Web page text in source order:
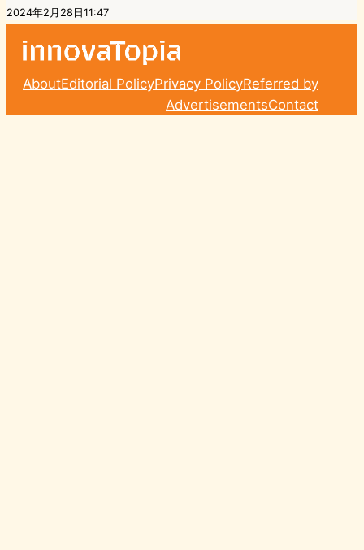
2024年2月28日11:47
AboutEditorial PolicyPrivacy PolicyReferred by
AdvertisementsContact